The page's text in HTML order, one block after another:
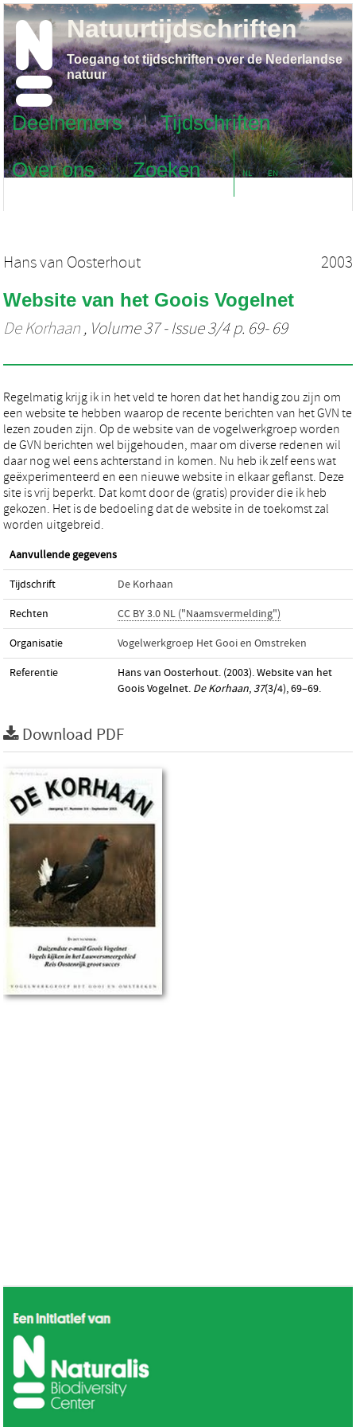
Deelnemers
Tijdschriften
Over ons
Zoeken NL EN
Natuurtijdschriften
Toegang tot tijdschriften over de Nederlandse
natuur
Hans van Oosterhout 2003
Website van het Goois Vogelnet
De Korhaan , Volume 37 - Issue 3/4 p. 69- 69
Regelmatig krijg ik in het veld te horen dat het handig zou zijn om
een website te hebben waarop de recente berichten van het GVN te
lezen zouden zijn. Op de website van de vogelwerkgroep worden
de GVN berichten wel bijgehouden, maar om diverse redenen wil
daar nog wel eens achterstand in komen. Nu heb ik zelf eens wat
geëxperimenteerd en een nieuwe website in elkaar geflanst. Deze
site is vrij beperkt. Dat komt door de (gratis) provider die ik heb
gekozen. Het is de bedoeling dat de website in de toekomst zal
worden uitgebreid.
Aanvullende gegevens
Tijdschrift De Korhaan
Rechten CC BY 3.0 NL ("Naamsvermelding")
Organisatie Vogelwerkgroep Het Gooi en Omstreken
Referentie
Hans van Oosterhout. (2003). Website van het
Goois Vogelnet. De Korhaan, 37(3/4), 69–69.
Download PDF